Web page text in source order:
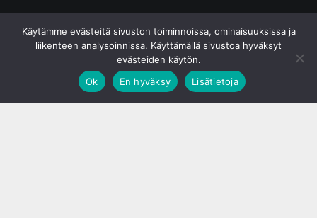
Käytämme evästeitä sivuston toiminnoissa, ominaisuuksissa ja
liikenteen analysoinnissa. Käyttämällä sivustoa hyväksyt
evästeiden käytön.
Ok
En hyväksy Lisätietoja